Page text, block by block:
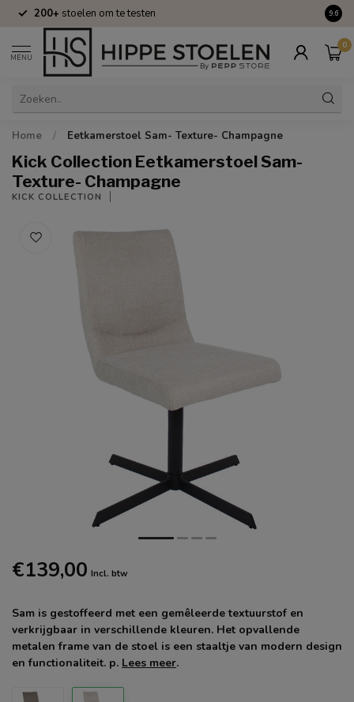
200+ stoelen om te testen 9.6
MENU
0
Home / Eetkamerstoel Sam- Texture- Champagne
Kick Collection Eetkamerstoel Sam-
Texture- Champagne
KICK COLLECTION
€139,00 Incl. btw
Sam is gestoffeerd met een gemêleerde textuurstof en
verkrijgbaar in verschillende kleuren. Het opvallende
metalen frame van de stoel is een staaltje van modern design
en functionaliteit. p. Lees meer.